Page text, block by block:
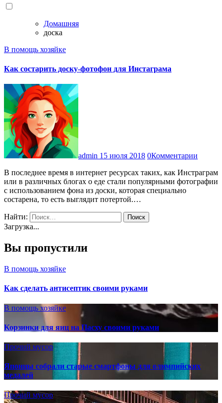
Домашняя
доска
В помощь хозяйке
Как состарить доску-фотофон для Инстаграма
admin 15 июля 2018 0Комментарии
В последнее время в интернет ресурсах таких, как Инстраграм
или в различных блогах о еде стали популярными фотографии
с использованием фона из доски, которая специально
состарена, то есть выглядит потертой.…
Найти:
Загрузка...
Вы пропустили
В помощь хозяйке
Как сделать антисептик своими руками
В помощь хозяйке
Корзинки для яиц на Пасху своими руками
Прочий мусор
Японцы собрали старые смартфоны для олимпийских
медалей
Прочий мусор